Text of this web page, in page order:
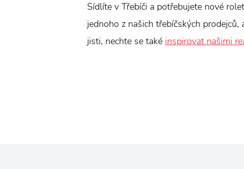
Sídlíte v Třebíči a potřebujete nové
jednoho z našich třebíčských
jisti, nechte se také inspirovat našimi